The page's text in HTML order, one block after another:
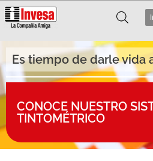
Es tiempo de darle vida
CONOCE NUESTRO
TINTOMÉTRICO